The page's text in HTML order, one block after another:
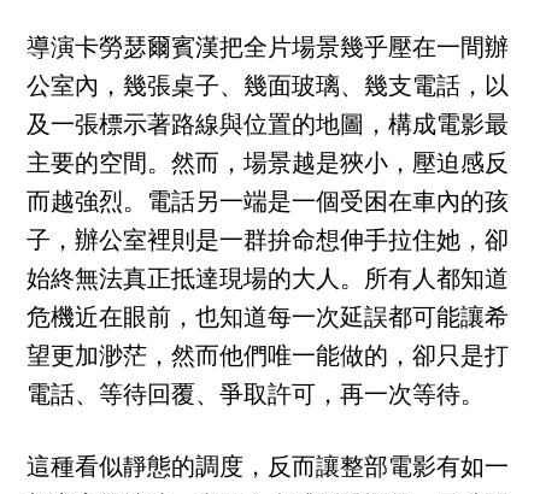
導演卡勞瑟爾賓漢把全片場景幾乎壓在一間辦
公室內，幾張桌子、幾面玻璃、幾支電話，以
及一張標示著路線與位置的地圖，構成電影最
主要的空間。然而，場景越是狹小，壓迫感反
而越強烈。電話另一端是一個受困在車內的孩
子，辦公室裡則是一群拚命想伸手拉住她，卻
始終無法真正抵達現場的大人。所有人都知道
危機近在眼前，也知道每一次延誤都可能讓希
望更加渺茫，然而他們唯一能做的，卻只是打
電話、等待回覆、爭取許可，再一次等待。
這種看似靜態的調度，反而讓整部電影有如一